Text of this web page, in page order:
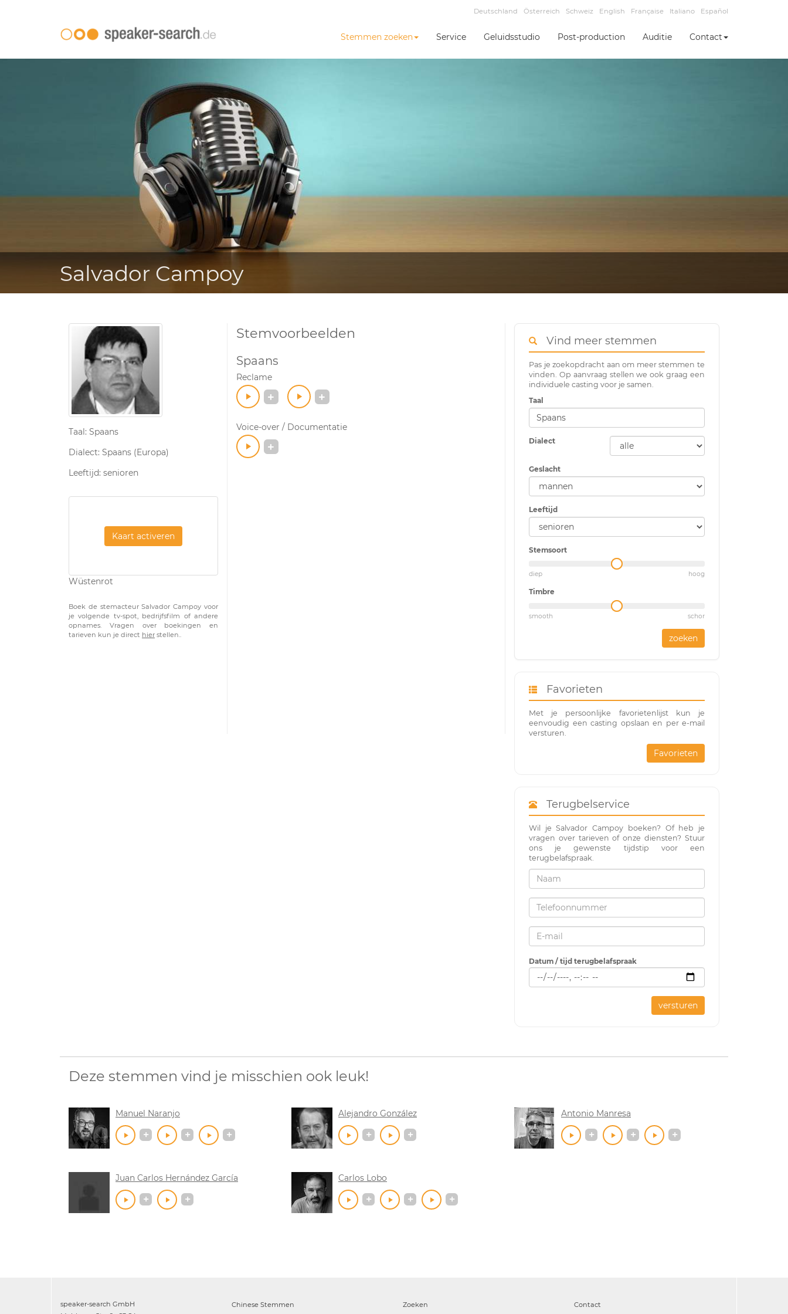
Deutschland Österreich Schweiz English Française Italiano Español
Stemmen zoeken Service Geluidsstudio Post-production Auditie Contact
Salvador Campoy
Taal: Spaans
Dialect: Spaans (Europa)
Leeftijd: senioren
Kaart activeren
Wüstenrot
Boek de stemacteur Salvador Campoy voor
je volgende tv-spot, bedrijfsfilm of andere
opnames. Vragen over boekingen en
tarieven kun je direct hier stellen..
Stemvoorbeelden
Spaans
Reclame
Voice-over / Documentatie
Vind meer stemmen
Pas je zoekopdracht aan om meer stemmen te
vinden. Op aanvraag stellen we ook graag een
individuele casting voor je samen.
Taal
Dialect
Geslacht
Leeftijd
Stemsoort
diep hoog
Timbre
smooth schor
zoeken
Favorieten
Met je persoonlijke favorietenlijst kun je
eenvoudig een casting opslaan en per e-mail
versturen.
Favorieten
Terugbelservice
Wil je Salvador Campoy boeken? Of heb je
vragen over tarieven of onze diensten? Stuur
ons je gewenste tijdstip voor een
terugbelafspraak.
Datum / tijd terugbelafspraak
versturen
Deze stemmen vind je misschien ook leuk!
Manuel Naranjo Alejandro González Antonio Manresa
Juan Carlos Hernández García Carlos Lobo
speaker-search GmbH
Chinese Stemmen
Zoeken
Contact